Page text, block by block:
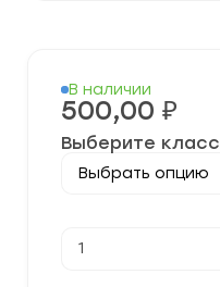
В наличии
500,00 ₽
Выберите класс
товара